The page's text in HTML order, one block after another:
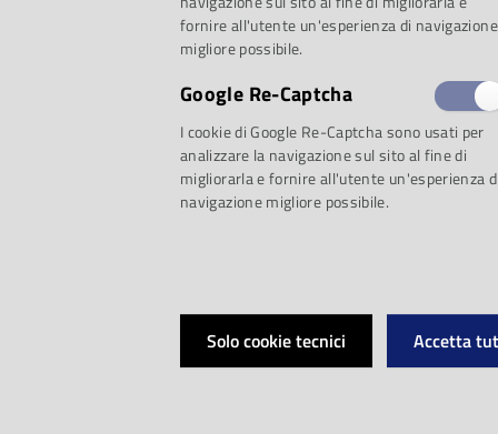
L’improvvisazione
Il profumo del
Temporale jazz:
fornire all'utente un'esperienza di navigazione
migliore possibile.
Google Re-Captcha
I cookie di Google Re-Captcha sono usati per
analizzare la navigazione sul sito al fine di
migliorarla e fornire all'utente un'esperienza
navigazione migliore possibile.
Solo cookie tecnici Accetta